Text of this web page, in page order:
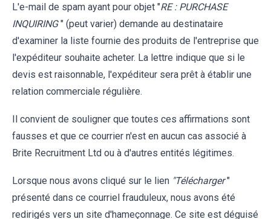
L'e-mail de spam ayant pour objet "RE : PURCHASE
INQUIRING " (peut varier) demande au destinataire
d'examiner la liste fournie des produits de l'entreprise que
l'expéditeur souhaite acheter. La lettre indique que si le
devis est raisonnable, l'expéditeur sera prêt à établir une
relation commerciale régulière.
Il convient de souligner que toutes ces affirmations sont
fausses et que ce courrier n'est en aucun cas associé à
Brite Recruitment Ltd ou à d'autres entités légitimes.
Lorsque nous avons cliqué sur le lien "Télécharger "
présenté dans ce courriel frauduleux, nous avons été
redirigés vers un site d'hameçonnage. Ce site est déguisé